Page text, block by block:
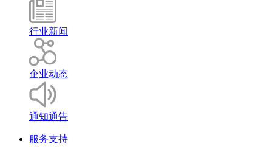
行业新闻
企业动态
通知通告
服务支持